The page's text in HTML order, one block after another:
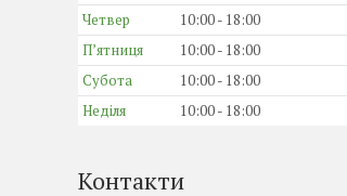
Четвер
10:00
18:00
Пʼятниця
10:00
18:00
Субота
10:00
18:00
Неділя
10:00 18:00
Контакти